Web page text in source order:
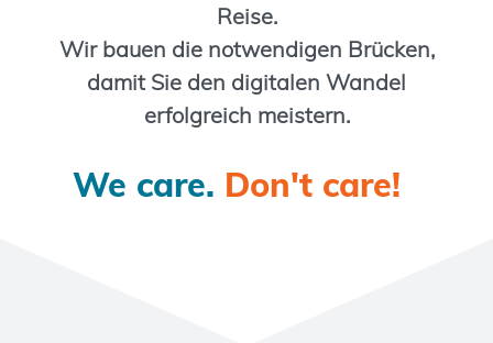
Reise.
Wir bauen die notwendigen Brücken,
damit Sie den digitalen Wandel
erfolgreich meistern.
We care.